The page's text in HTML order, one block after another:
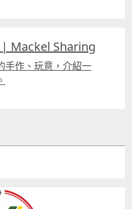
Mackel Sharing
手作、玩意，介紹一